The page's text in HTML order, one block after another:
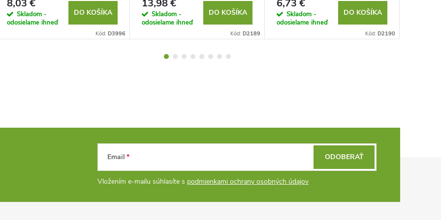
8,03 €
Skladom -
odosielame ihneď
DO KOŠÍKA
Kód: D3996
13,98 €
Skladom -
odosielame ihneď
DO KOŠÍKA
Kód: D2189
6,73 €
Skladom -
odosielame ihneď
DO KOŠÍKA
Kód: D2190
Email
Vložením e-mailu súhlasíte s podmienkami ochrany osobných údajov
ODOBERAŤ